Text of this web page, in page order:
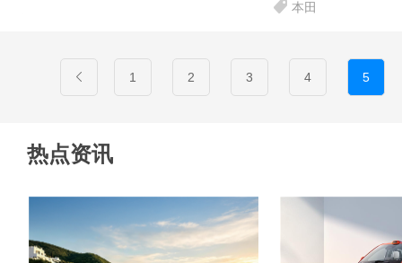
本田
1 2 3 4 5
热点资讯